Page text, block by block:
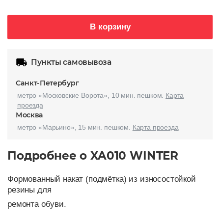
В корзину
Пункты самовывоза
Санкт-Петербург
метро «Московские Ворота», 10 мин. пешком. Карта
проезда
Москва
метро «Марьино», 15 мин. пешком. Карта проезда
Подробнее о XA010 WINTER
Формованный накат (подмётка) из износостойкой
резины для
ремонта обуви.